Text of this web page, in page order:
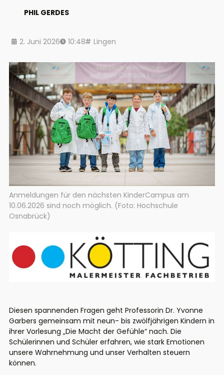
PHIL GERDES
2. Juni 2026 10:48 Lingen
Anmeldungen für den nächsten KinderCampus am
10.06.2026 sind noch möglich. (Foto: Hochschule
Osnabrück)
Diesen spannenden Fragen geht Professorin Dr. Yvonne
Garbers gemeinsam mit neun- bis zwölfjährigen Kindern in
ihrer Vorlesung „Die Macht der Gefühle“ nach. Die
Schülerinnen und Schüler erfahren, wie stark Emotionen
unsere Wahrnehmung und unser Verhalten steuern
können.